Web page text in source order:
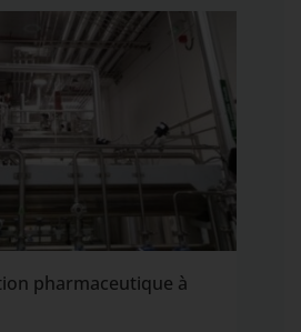
pharmaceutique à